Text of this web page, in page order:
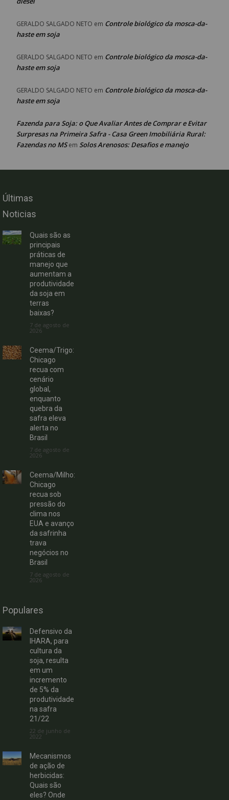
GERALDO SALGADO NETO em Controle biológico da mosca-da-
haste em soja
GERALDO SALGADO NETO em Controle biológico da mosca-da-
haste em soja
GERALDO SALGADO NETO em Controle biológico da mosca-da-
haste em soja
Fazenda para Soja: o Que Avaliar Antes de Comprar e Evitar
Surpresas na Primeira Safra - Casa Green Imobiliária Rural:
Fazendas no MSem Solos Arenosos: Desafios e manejo
Últimas
Noticias
Quais são as
principais
práticas de
manejo que
aumentam a
produtividade
da soja em
terras
baixas?
7 de agosto de
2026
Ceema/Trigo:
Chicago
recua com
cenário
global,
enquanto
quebra da
safra eleva
alerta no
Brasil
7 de agosto de
2026
Ceema/Milho:
Chicago
recua sob
pressão do
clima nos
EUA e avanço
da safrinha
trava
negócios no
Brasil
7 de agosto de
2026
Populares
Defensivo da
IHARA, para
cultura da
soja, resulta
em um
incremento
de 5% da
produtividade
na safra
21/22
22 de junho de
2022
Mecanismos
de ação de
herbicidas:
Quais são
eles? Onde